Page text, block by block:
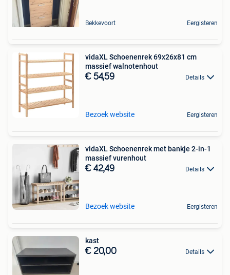
Bekkevoort Eergisteren
vidaXL Schoenenrek 69x26x81 cm
massief walnotenhout
€ 54,59 Details
Bezoek website Eergisteren
vidaXL Schoenenrek met bankje 2-in-1
massief vurenhout
€ 42,49 Details
Bezoek website Eergisteren
kast
€ 20,00 Details